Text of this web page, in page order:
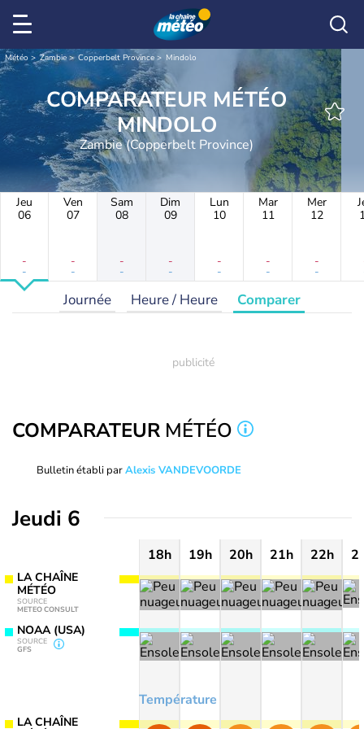
Météo Zambie Copperbelt Province Mindolo
COMPARATEUR MÉTÉO
MINDOLO
Zambie (Copperbelt Province)
Jeu
06
-
-
Ven
07
-
-
Sam
08
-
-
Dim
09
-
-
Lun
10
-
-
Mar
11
-
-
Mer
12
-
-
Journée Heure / Heure Comparer
COMPARATEUR MÉTÉO
Bulletin établi parAlexis VANDEVOORDE
Jeudi 6
LA CHAÎNE
MÉTÉO
SOURCE
METEO CONSULT
NOAA (USA)
SOURCE
GFS
LA CHAÎNE
18h 19h 20h 21h 22h
Température